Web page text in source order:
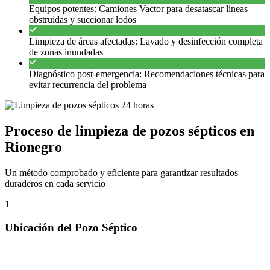
Equipos potentes: Camiones Vactor para desatascar líneas
obstruidas y succionar lodos
Limpieza de áreas afectadas: Lavado y desinfección completa
de zonas inundadas
Diagnóstico post-emergencia: Recomendaciones técnicas para
evitar recurrencia del problema
Proceso de limpieza de pozos sépticos en
Rionegro
Un método comprobado y eficiente para garantizar resultados
duraderos en cada servicio
1
Ubicación del Pozo Séptico